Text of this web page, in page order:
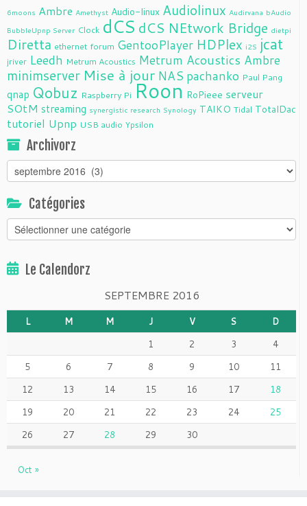
6moons Ambre Amethyst Audio-linux Audiolinux Audirvana bAudio
BubbleUpnp Server Clock dCS dCS NEtwork Bridge dietpi
Diretta ethernet forum GentooPlayer HDPlex i2S jcat
jriver Leedh Metrum Acoustics Metrum Acoustics Ambre
minimserver Mise à jour NAS pachanko Paul Pang
qnap Qobuz Raspberry Pi Roon RoPieee serveur
SOtM streaming synergistic research Synology TAIKO Tidal TotalDac
tutoriel Upnp USB audio Ypsilon
Archivorz
Archivorz
Catégories
Catégories
Le Calendorz
SEPTEMBRE 2016
L M M J V S
D
1
2 3
4
5
6 7 8 9 10
11
12
13 14 15 16 17
18
19
20 21 22 23 24
25
26
27 28 29 30
Oct »